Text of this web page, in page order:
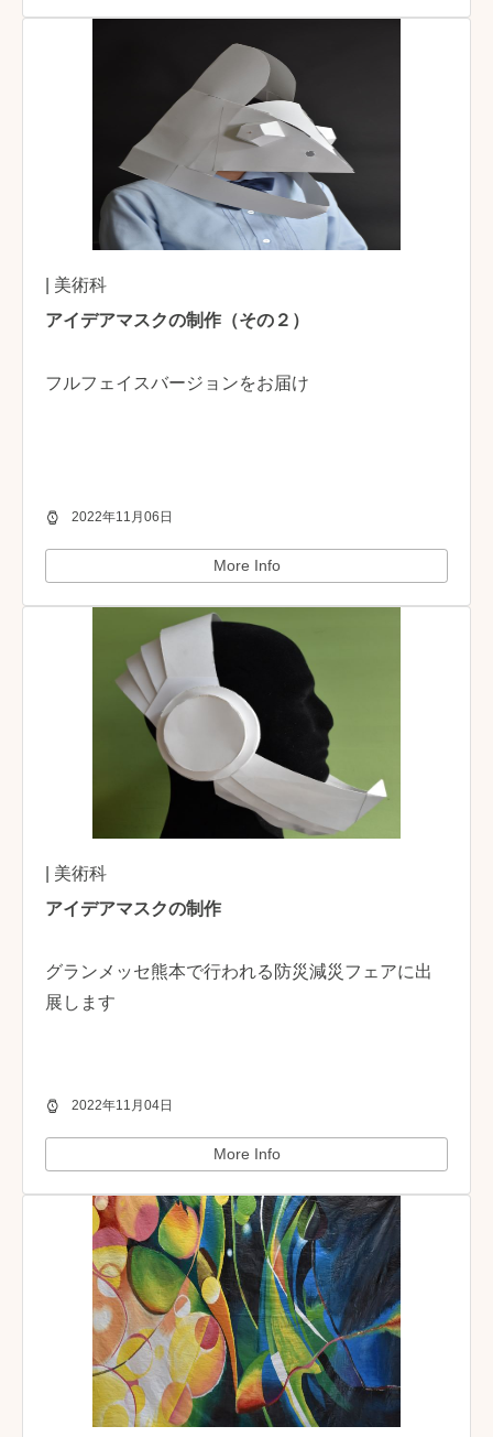
| 美術科
アイデアマスクの制作（その２）
フルフェイスバージョンをお届け
2022年11月06日
More Info
| 美術科
アイデアマスクの制作
グランメッセ熊本で行われる防災減災フェアに出
展します
2022年11月04日
More Info